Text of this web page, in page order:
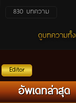
830 บทความ
ดูบทความทั้
Editor
อัพเดทล่าสุด
วิถีการแข่งขันดั้งเดิม